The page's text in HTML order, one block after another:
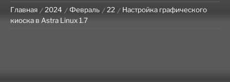
Главная 2024 Февраль 22
Настройка графического
киоска в Astra Linux 1.7